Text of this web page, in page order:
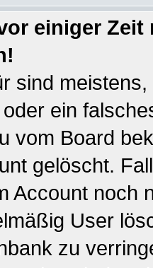
einiger
sind
ein
vom Board
gelöscht.
Account noch
User
zu